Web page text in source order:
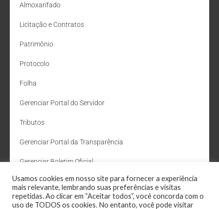
Almoxarifado
Licitação e Contratos
Patrimônio
Protocolo
Folha
Gerenciar Portal do Servidor
Tributos
Gerenciar Portal da Transparência
Gerenciar Boletim Oficial
Departamento de Água e Esgoto
Administração Site
Usamos cookies em nosso site para fornecer a experiência
mais relevante, lembrando suas preferências e visitas
repetidas. Ao clicar em “Aceitar todos”, você concorda com o
uso de TODOS os cookies. No entanto, você pode visitar